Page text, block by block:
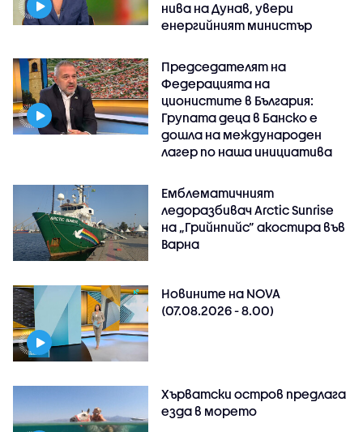
нива на Дунав, увери
енергийният министър
Председателят на
Федерацията на
ционистите в България:
Групата деца в Банско е
дошла на международен
лагер по наша инициатива
Емблематичният
ледоразбивач Arctic Sunrise
на „Грийнпийс” акостира във
Варна
Новините на NOVA
(07.08.2026 - 8.00)
Хърватски остров предлага
езда в морето